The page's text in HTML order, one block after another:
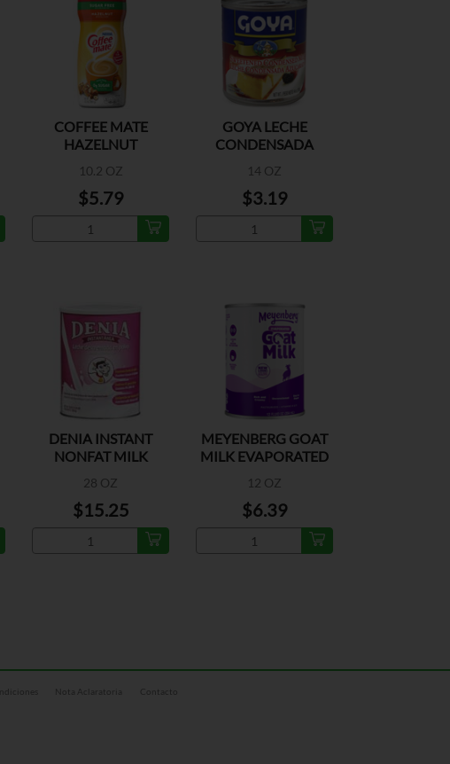
COFFEE MATE
HAZELNUT
FREE
10.2 OZ
$5.79
GOYA LECHE
CONDENSADA
14 OZ
$3.19
DENIA INSTANT
NONFAT MILK
28 OZ
$15.25
MEYENBERG GOAT
MILK EVAPORATED
12 OZ
$6.39
Nota Aclaratoria Contacto